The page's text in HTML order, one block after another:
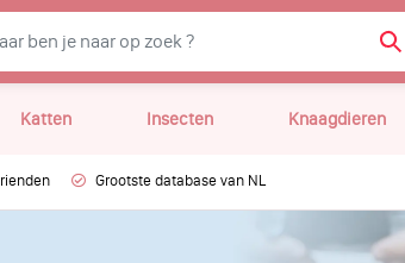
Katten Insecten Knaagdieren
Grootste database van NL